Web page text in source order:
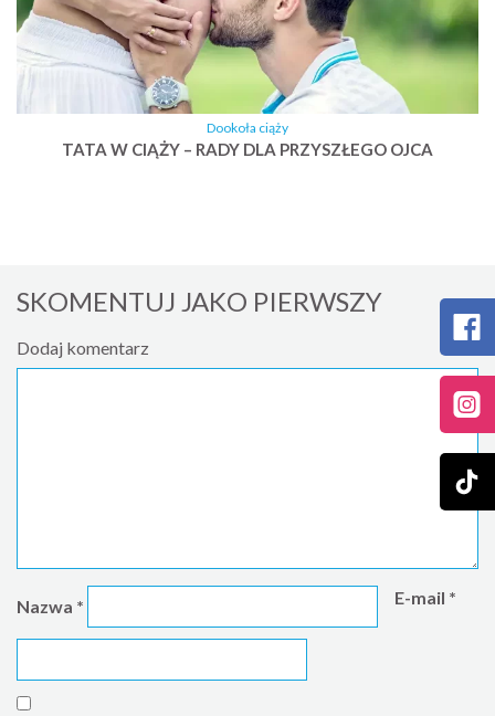
Dookoła ciąży
TATA W CIĄŻY – RADY DLA PRZYSZŁEGO OJCA
SKOMENTUJ JAKO PIERWSZY
Dodaj komentarz
Nazwa * E-mail *